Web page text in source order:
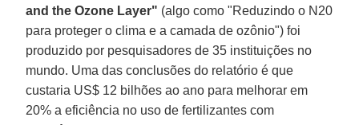
and the Ozone Layer" (algo como "Reduzindo o N20
para proteger o clima e a camada de ozônio") foi
produzido por pesquisadores de 35 instituições no
mundo. Uma das conclusões do relatório é que
custaria US$ 12 bilhões ao ano para melhorar em
20% a eficiência no uso de fertilizantes com